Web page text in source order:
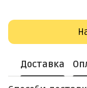
Доставка